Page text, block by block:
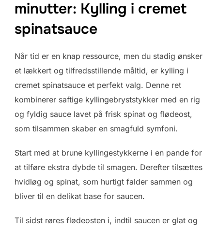
minutter: Kylling i cremet
spinatsauce
Når tid er en knap ressource, men du stadig ønsker
et lækkert og tilfredsstillende måltid, er kylling i
cremet spinatsauce et perfekt valg. Denne ret
kombinerer saftige kyllingebryststykker med en rig
og fyldig sauce lavet på frisk spinat og flødeost,
som tilsammen skaber en smagfuld symfoni.
Start med at brune kyllingestykkerne i en pande for
at tilføre ekstra dybde til smagen. Derefter tilsættes
hvidløg og spinat, som hurtigt falder sammen og
bliver til en delikat base for saucen.
Til sidst røres flødeosten i, indtil saucen er glat og